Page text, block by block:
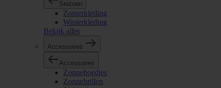
Seizoen
Zomerkleding
Winterkleding
Bekijk alles
Accessoires
Accessoires
Zonnehoedjes
Zonnebrillen